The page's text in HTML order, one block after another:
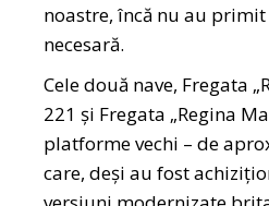
noastre, încă nu au
necesară.
Cele două nave, Fregata
221 şi Fregata „Regina
platforme vechi – de
care, deşi au fost